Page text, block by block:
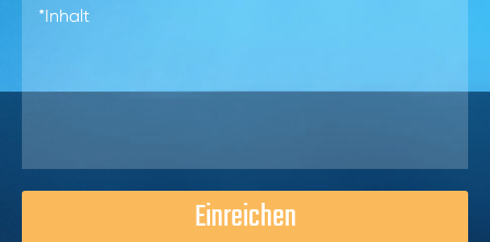
Einreichen